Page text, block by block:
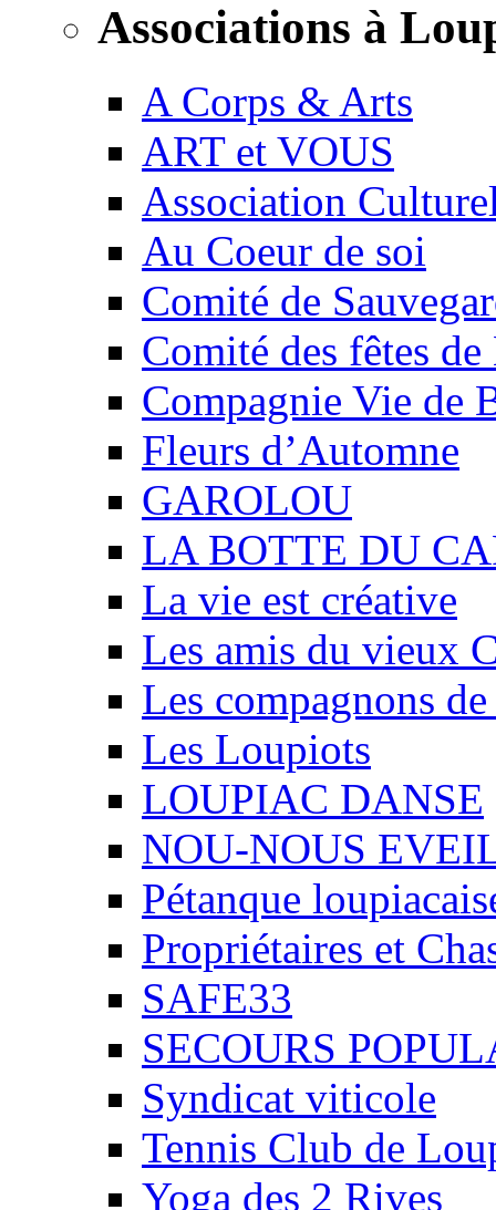
Associations à
A Corps & Arts
ART et VOUS
Association
Au Coeur de soi
Comité de
Comité des fêtes
Compagnie Vie de
Fleurs d’Automne
GAROLOU
LA BOTTE DU
La vie est créative
Les amis du vieux
Les compagnons
Les Loupiots
LOUPIAC DANSE
NOU-NOUS
Pétanque
Propriétaires et
SAFE33
SECOURS
Syndicat viticole
Tennis Club de
Yoga des 2 Rives